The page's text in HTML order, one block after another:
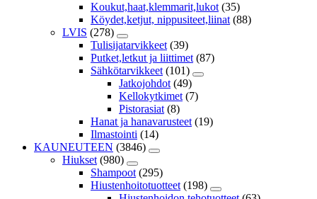
Koukut,haat,klemmarit,lukot (35)
Köydet,ketjut, nippusiteet,liinat (88)
LVIS (278)
Tulisijatarvikkeet (39)
Putket,letkut ja liittimet (87)
Sähkötarvikkeet (101)
Jatkojohdot (49)
Kellokytkimet (7)
Pistorasiat (8)
Hanat ja hanavarusteet (19)
Ilmastointi (14)
KAUNEUTEEN (3846)
Hiukset (980)
Shampoot (295)
Hiustenhoitotuotteet (198)